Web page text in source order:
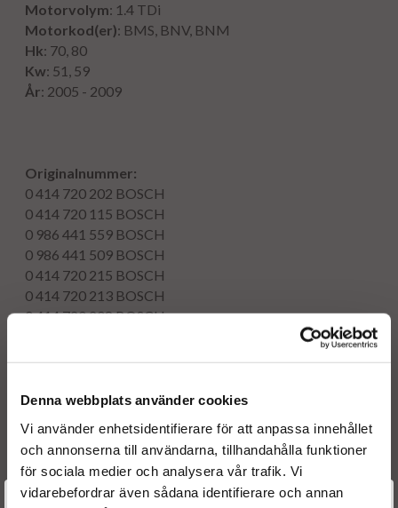
Denna webbplats använder cookies
Vi använder enhetsidentifierare för att anpassa innehållet
och annonserna till användarna, tillhandahålla funktioner
för sociala medier och analysera vår trafik. Vi
vidarebefordrar även sådana identifierare och annan
Motorvolym: 1.4 TDi
Motorkod(er): BMS, BNV, BNM
Hk: 70, 80
Kw: 51, 59
År: 2005 - 2009
Originalnummer:
0 414 720 202 BOSCH
0 414 720 115 BOSCH
0 986 441 559 BOSCH
0 986 441 509 BOSCH
0 414 720 215 BOSCH
0 414 720 213 BOSCH
0 414 720 208BOSCH
0986441559BOSCH
0414720215BOSCH
0414720213 BOSCH
0414720208BOSCH
0414720206BOSCH